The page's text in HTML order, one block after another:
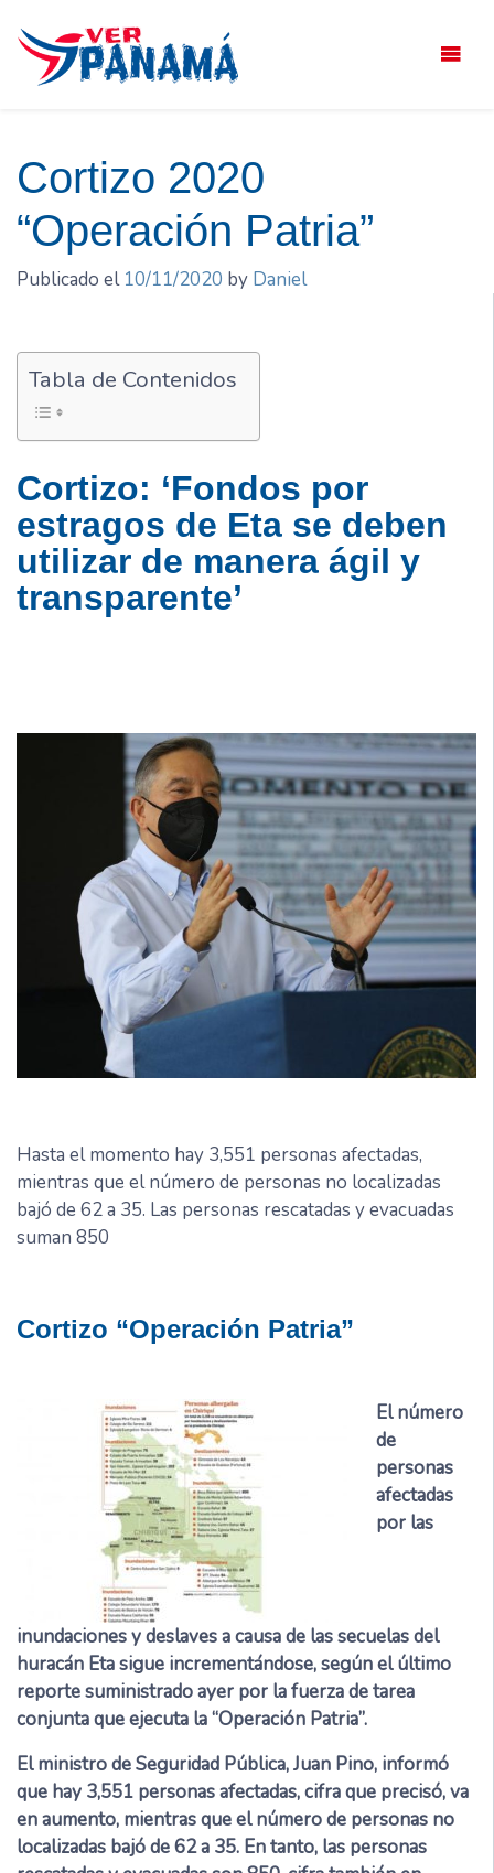
contenido
Cortizo 2020
“Operación Patria”
Publicado el 10/11/2020 by Daniel
Tabla de Contenidos
Cortizo: ‘Fondos por
estragos de Eta se deben
utilizar de manera ágil y
transparente’
Hasta el momento hay 3,551 personas afectadas,
mientras que el número de personas no localizadas
bajó de 62 a 35. Las personas rescatadas y evacuadas
suman 850
Cortizo “Operación Patria”
El número
de
personas
afectadas
por las
inundaciones y deslaves a causa de las secuelas del
huracán Eta sigue incrementándose, según el último
reporte suministrado ayer por la fuerza de tarea
conjunta que ejecuta la “Operación Patria”.
El ministro de Seguridad Pública, Juan Pino, informó
que hay 3,551 personas afectadas, cifra que precisó, va
en aumento, mientras que el número de personas no
localizadas bajó de 62 a 35. En tanto, las personas